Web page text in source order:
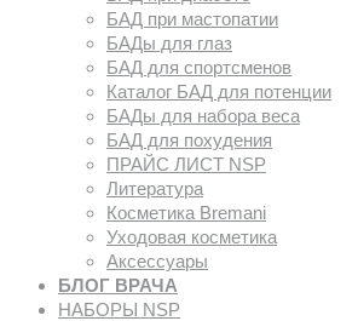
БАД при мастопатии
БАДы для глаз
БАД для спортсменов
Каталог БАД для потенции
БАДы для набора веса
БАД для похудения
ПРАЙС ЛИСТ NSP
Литература
Косметика Bremani
Уходовая косметика
Аксессуары
БЛОГ ВРАЧА
НАБОРЫ NSP